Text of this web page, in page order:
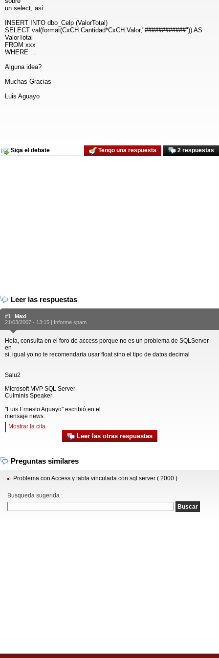
un select, asi:
INSERT INTO dbo_Celp (ValorTotal)
SELECT val(format(CxCH.Cantidad*CxCH.Valor,"############")) AS
ValorTotal
FROM xxx
WHERE ...
Alguna idea?
Muchas Gracias
Luis Aguayo
Siga el debate 2 respuestas
Tengo una respuesta
Leer las respuestas
#1
Maxi
21/03/2007 - 13:15 | Informe spam
Hola, consulta en el foro de access porque no es un problema de SQLServer
en
si, igual yo no te recomendaria usar float sino el tipo de datos decimal
Salu2
Microsoft MVP SQL Server
Culminis Speaker
"Luis Ernesto Aguayo" escribió en el
mensaje news:
Mostrar la cita
Leer las otras respuestas
Preguntas similares
Problema con Access y tabla vinculada con sql server ( 2000 )
Busqueda sugerida :